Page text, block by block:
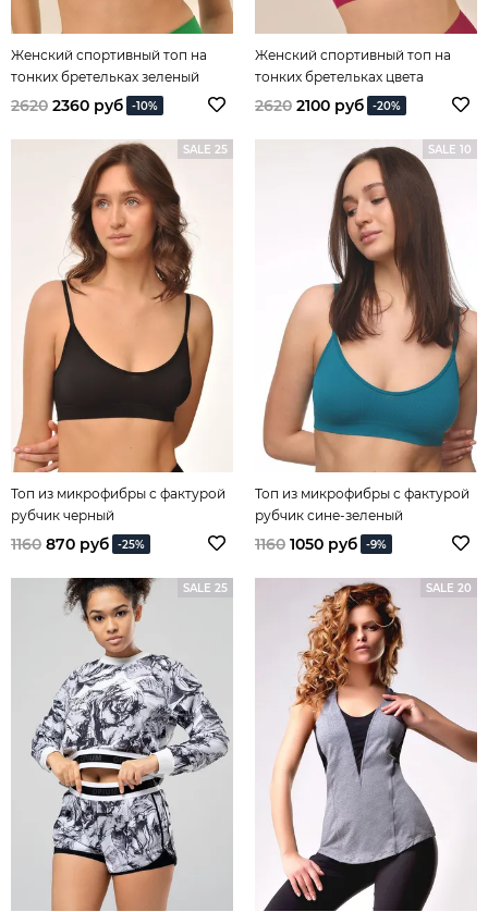
Женский спортивный топ на
тонких бретельках зеленый
2620 2360 руб -10%
Женский спортивный топ на
тонких бретельках цвета
маджента
2620 2100 руб -20%
SALE 25
Топ из микрофибры с фактурой
рубчик черный
1160 870 руб -25%
SALE 10
Топ из микрофибры с фактурой
рубчик сине-зеленый
1160 1050 руб -9%
SALE 25 SALE 20